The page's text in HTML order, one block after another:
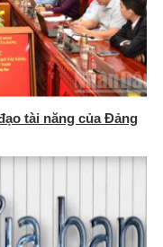
tài năng của Đảng